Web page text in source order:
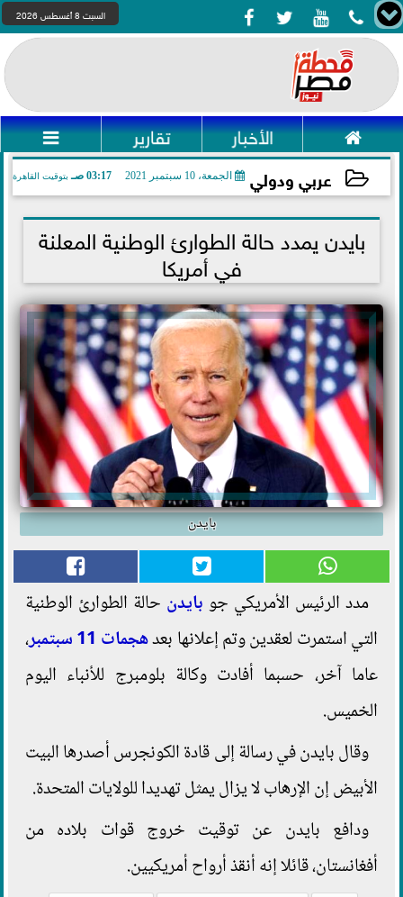
    السبت 8 أغسطس 2026
 الأخبار تقارير 
عربي ودولي الجمعة، 10 سبتمبر 2021 03:17 صـ بتوقيت القاهرة
2021-09-10 03:17:28
بايدن يمدد حالة الطوارئ الوطنية المعلنة
في أمريكا
بايدن
مدد الرئيس الأمريكي جو بايدن حالة الطوارئ الوطنية
التي استمرت لعقدين وتم إعلانها بعدهجمات 11 سبتمبر
،
عاما آخر، حسبما أفادت وكالة بلومبرج للأنباء اليوم
الخميس.
وقال بايدن في رسالة إلى قادة الكونجرس أصدرها البيت
الأبيض إن الإرهاب لا يزال يمثل تهديدا للولايات المتحدة.
ودافع بايدن عن توقيت خروج قوات بلاده من
أفغانستان، قائلا إنه أنقذ أرواح أمريكيين.